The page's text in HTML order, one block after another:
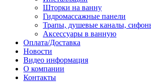
Шторки на ванну
Гидромассажные панели
Трапы, душевые каналы,
Аксессуары в ванную
Оплата/Доставка
Новости
Видео информация
О компании
Контакты